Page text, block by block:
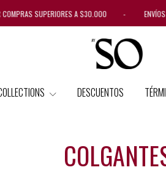
SUPERIORES A $30.000 -
DESCUENTOS